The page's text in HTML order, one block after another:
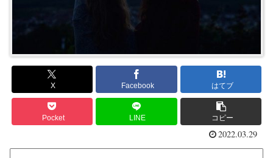
X Facebook はてブ
Pocket LINE コピー
2022.03.29